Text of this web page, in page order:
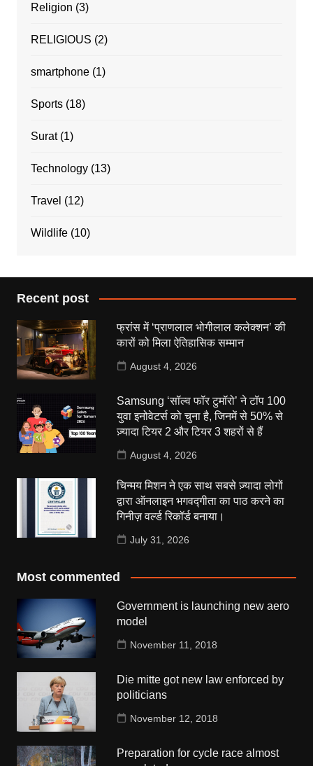
Religion (3)
RELIGIOUS (2)
smartphone(1)
Sports(18)
Surat(1)
Technology(13)
Travel (12)
Wildlife(10)
Recent post
फ्रांस में ‘प्राणलाल भोगीलाल कलेक्शन’ की
कारों को मिला ऐतिहासिक सम्मान
August 4, 2026
Samsung ‘सॉल्व फॉर टुमॉरो’ ने टॉप 100
युवा इनोवेटर्स को चुना है, जिनमें से 50% से
ज़्यादा टियर 2 और टियर 3 शहरों से हैं
August 4, 2026
चिन्मय मिशन ने एक साथ सबसे ज़्यादा लोगों
द्वारा ऑनलाइन भगवद्गीता का पाठ करने का
गिनीज़ वर्ल्ड रिकॉर्ड बनाया।
July 31, 2026
Most commented
Government is launching new aero
model
November 11, 2018
Die mitte got new law enforced by
politicians
November 12, 2018
Preparation for cycle race almost